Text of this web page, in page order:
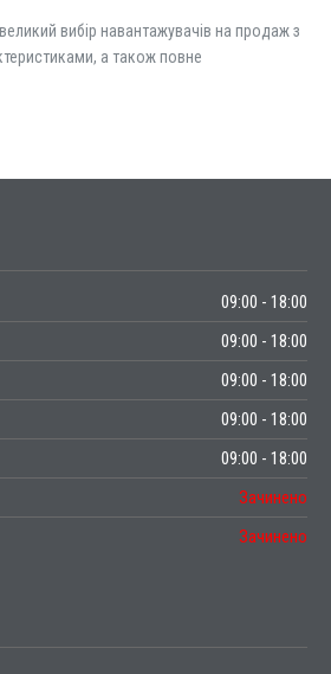
вибір навантажувачів на продаж з
а також повне
09:00 - 18:00
09:00 - 18:00
09:00 - 18:00
09:00 - 18:00
09:00 - 18:00
Зачинено
Зачинено